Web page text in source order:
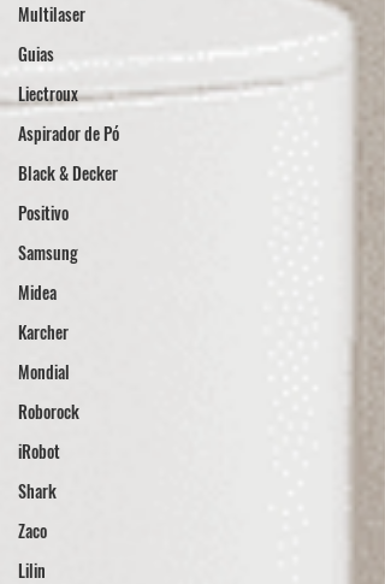
Multilaser
Guias
Liectroux
Aspirador de Pó
Black & Decker
Positivo
Samsung
Midea
Karcher
Mondial
Roborock
iRobot
Shark
Zaco
Lilin